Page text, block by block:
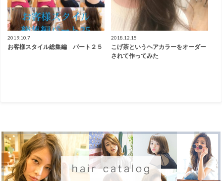
2019.10.7
お客様スタイル総集編 パート２５
2018.12.15
こげ茶というヘアカラーをオーダー
されて作ってみた